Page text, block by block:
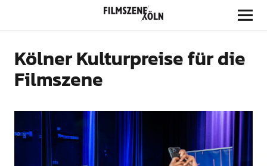
Filmszene Köln
Kölner Kulturpreise für die
Filmszene